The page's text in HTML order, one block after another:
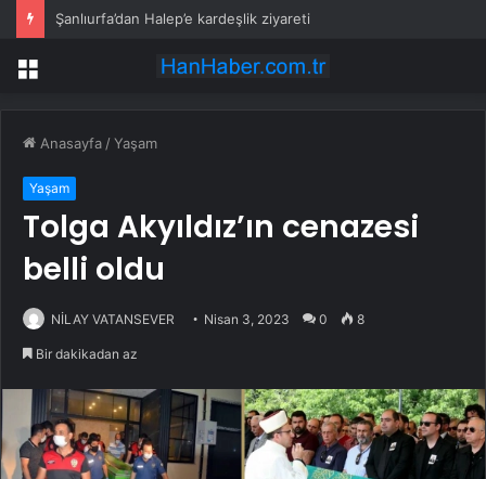
Şanlıurfa’dan Halep’e kardeşlik ziyareti
Menü
Anasayfa /Yaşam
Yaşam
Tolga Akyıldız’ın cenazesi
belli oldu
NİLAY VATANSEVER Nisan 3, 2023 0 8
Bir dakikadan az